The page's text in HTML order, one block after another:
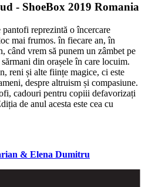
- ShoeBox 2019 Romania
reprezintă o încercare
mai frumos. în fiecare an, în
când vrem să punem un zâmbet pe
din orașele în care locuim.
reni și alte ființe magice, ci este
despre altruism și compasiune.
cadouri pentru copiii defavorizați
de anul acesta este cea cu
& Elena Dumitru